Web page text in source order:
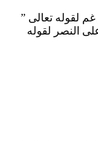
لقوله تعالى ”
النصر لقوله